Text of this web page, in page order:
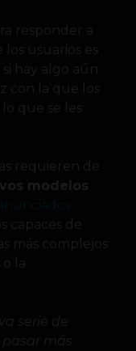
responder a
usuarios es
hay algo aún
con la que los
que se les
requieren de
modelos
capaces de
más complejos
la
serie de
más